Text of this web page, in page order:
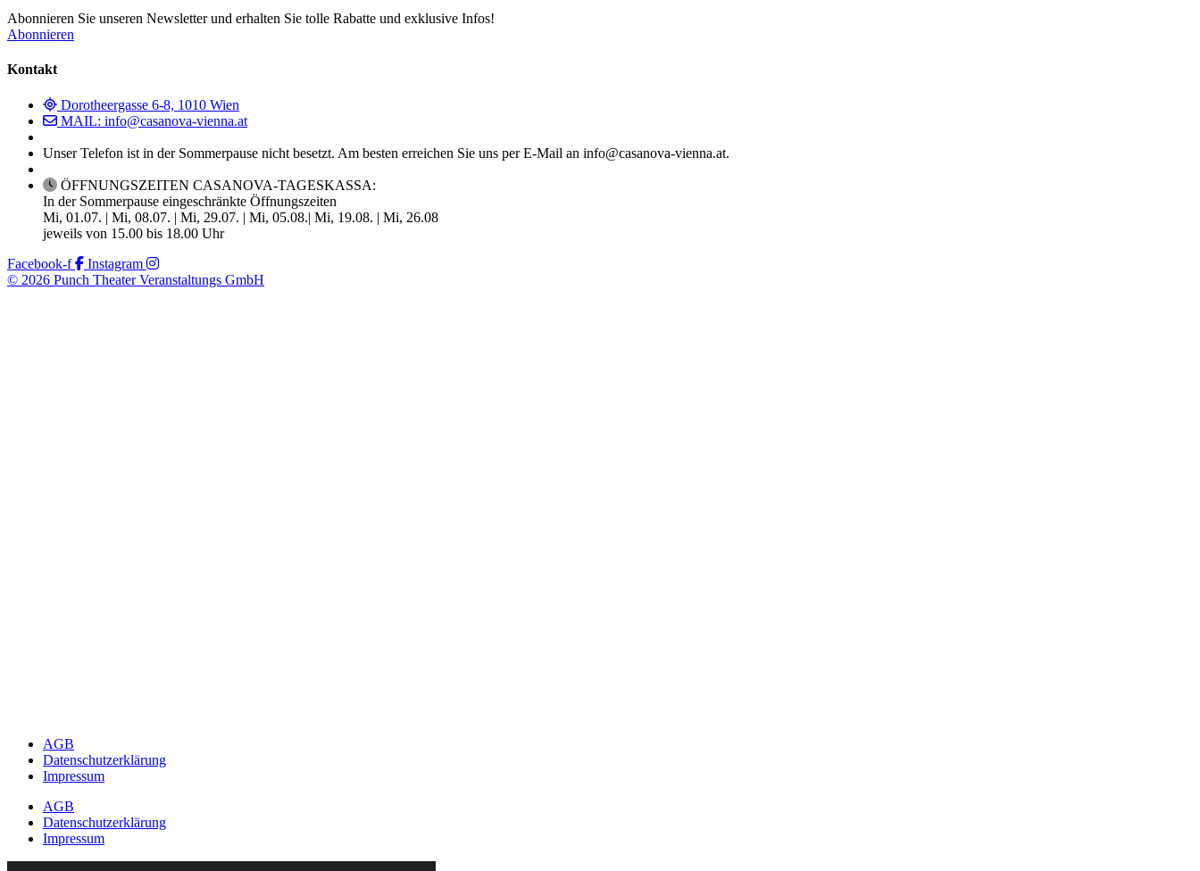
Abonnieren Sie unseren Newsletter und erhalten Sie tolle Rabatte und exklusive Infos!
Abonnieren
Kontakt
Dorotheergasse 6-8, 1010 Wien
MAIL: info@casanova-vienna.at
Unser Telefon ist in der Sommerpause nicht besetzt. Am besten erreichen Sie uns per E-Mail an info@casanova-vienna.at.
ÖFFNUNGSZEITEN CASANOVA-TAGESKASSA:
In der Sommerpause eingeschränkte Öffnungszeiten
Mi, 01.07. | Mi, 08.07. | Mi, 29.07. | Mi, 05.08.| Mi, 19.08. | Mi, 26.08
jeweils von 15.00 bis 18.00 Uhr
Facebook-f
Instagram
© 2026 Punch Theater Veranstaltungs GmbH
AGB
Datenschutzerklärung
Impressum
AGB
Datenschutzerklärung
Impressum